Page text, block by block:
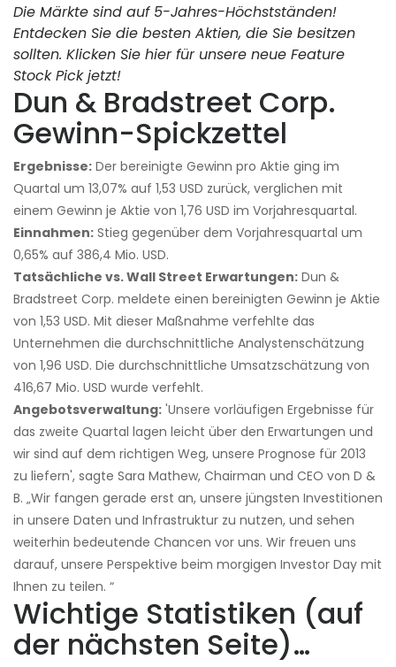
Die Märkte sind auf 5-Jahres-Höchstständen!
Entdecken Sie die besten Aktien, die Sie besitzen
sollten. Klicken Sie hier für unsere neue Feature
Stock Pick jetzt!
Dun & Bradstreet Corp.
Gewinn-Spickzettel
Ergebnisse: Der bereinigte Gewinn pro Aktie ging im
Quartal um 13,07% auf 1,53 USD zurück, verglichen mit
einem Gewinn je Aktie von 1,76 USD im Vorjahresquartal.
Einnahmen: Stieg gegenüber dem Vorjahresquartal um
0,65% auf 386,4 Mio. USD.
Tatsächliche vs. Wall Street Erwartungen: Dun &
Bradstreet Corp. meldete einen bereinigten Gewinn je Aktie
von 1,53 USD. Mit dieser Maßnahme verfehlte das
Unternehmen die durchschnittliche Analystenschätzung
von 1,96 USD. Die durchschnittliche Umsatzschätzung von
416,67 Mio. USD wurde verfehlt.
Angebotsverwaltung: 'Unsere vorläufigen Ergebnisse für
das zweite Quartal lagen leicht über den Erwartungen und
wir sind auf dem richtigen Weg, unsere Prognose für 2013
zu liefern', sagte Sara Mathew, Chairman und CEO von D &
B. „Wir fangen gerade erst an, unsere jüngsten Investitionen
in unsere Daten und Infrastruktur zu nutzen, und sehen
weiterhin bedeutende Chancen vor uns. Wir freuen uns
darauf, unsere Perspektive beim morgigen Investor Day mit
Ihnen zu teilen. “
Wichtige Statistiken (auf
der nächsten Seite)…